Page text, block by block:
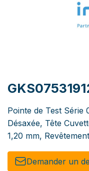
Pointe de Test Série
Désaxée, Tête
1,20 mm,
Demander un